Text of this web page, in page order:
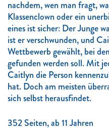
nachdem, wen man fragt,
Klassenclown oder ein
eines ist sicher: Der Junge
ist er verschwunden, und
Wettbewerb gewählt, bei
gefunden werden soll. Mit
Caitlyn die Person
hat. Doch am meisten
sich selbst herausfindet.
352 Seiten, ab 11 Jahren